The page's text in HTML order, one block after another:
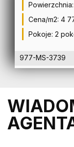
Powierzchnia:
Cena/m2: 4
Pokoje: 2
977-MS-3739